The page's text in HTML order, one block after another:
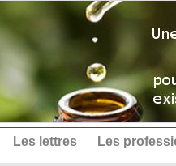
Les lettres Les